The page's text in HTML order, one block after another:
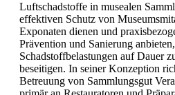
Luftschadstoffe in musealen
effektiven Schutz von
Exponaten dienen und
Prävention und Sanierung
Schadstoffbelastungen auf Dauer
beseitigen. In seiner Konzeption
Betreuung von Sammlungsgut